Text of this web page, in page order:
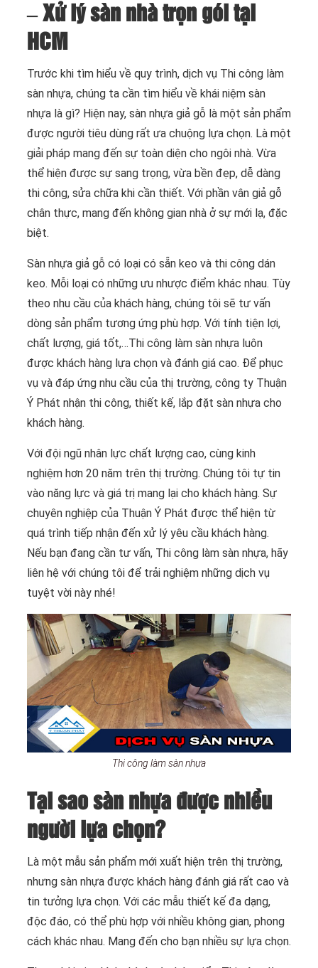
– Xử lý sàn nhà trọn gói tại
HCM
Trước khi tìm hiểu về quy trình, dịch vụ Thi công làm
sàn nhựa, chúng ta cần tìm hiểu về khái niệm sàn
nhựa là gì? Hiện nay, sàn nhựa giả gỗ là một sản phẩm
được người tiêu dùng rất ưa chuộng lựa chọn. Là một
giải pháp mang đến sự toàn diện cho ngôi nhà. Vừa
thể hiện được sự sang trọng, vừa bền đẹp, dễ dàng
thi công, sửa chữa khi cần thiết. Với phần vân giả gỗ
chân thực, mang đến không gian nhà ở sự mới lạ, đặc
biệt.
Sàn nhựa giả gỗ có loại có sẵn keo và thi công dán
keo. Mỗi loại có những ưu nhược điểm khác nhau. Tùy
theo nhu cầu của khách hàng, chúng tôi sẽ tư vấn
dòng sản phẩm tương ứng phù hợp. Với tính tiện lợi,
chất lượng, giá tốt,…Thi công làm sàn nhựa luôn
được khách hàng lựa chọn và đánh giá cao. Để phục
vụ và đáp ứng nhu cầu của thị trường, công ty Thuận
Ý Phát nhận thi công, thiết kế, lắp đặt sàn nhựa cho
khách hàng.
Với đội ngũ nhân lực chất lượng cao, cùng kinh
nghiệm hơn 20 năm trên thị trường. Chúng tôi tự tin
vào năng lực và giá trị mang lại cho khách hàng. Sự
chuyên nghiệp của Thuận Ý Phát được thể hiện từ
quá trình tiếp nhận đến xử lý yêu cầu khách hàng.
Nếu bạn đang cần tư vấn, Thi công làm sàn nhựa, hãy
liên hệ với chúng tôi để trải nghiệm những dịch vụ
tuyệt vời này nhé!
Thi công làm sàn nhựa
Tại sao sàn nhựa được nhiều
người lựa chọn?
Là một mẫu sản phẩm mới xuất hiện trên thị trường,
nhưng sàn nhựa được khách hàng đánh giá rất cao và
tin tưởng lựa chọn. Với các mẫu thiết kế đa dạng,
độc đáo, có thể phù hợp với nhiều không gian, phong
cách khác nhau. Mang đến cho bạn nhiều sự lựa chọn.